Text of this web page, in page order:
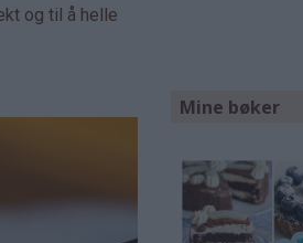
og til å helle
Mine bøker